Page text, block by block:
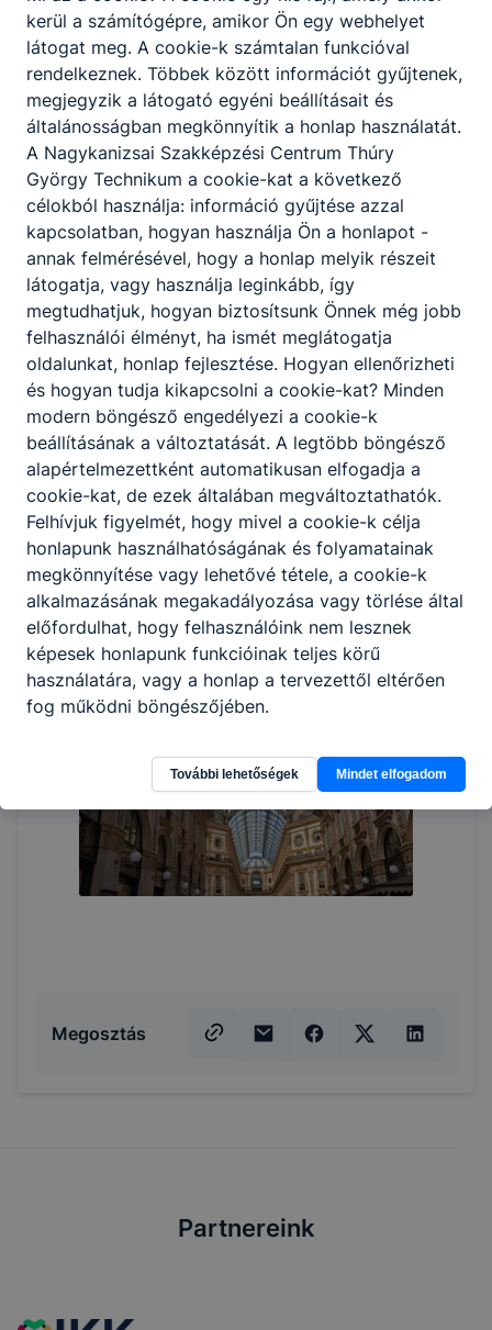
Megosztás
Partnereink
kerül a számítógépre, amikor Ön egy webhelyet
látogat meg. A cookie-k számtalan funkcióval
rendelkeznek. Többek között információt gyűjtenek,
megjegyzik a látogató egyéni beállításait és
általánosságban megkönnyítik a honlap használatát.
A Nagykanizsai Szakképzési Centrum Thúry
György Technikum a cookie-kat a következő
célokból használja: információ gyűjtése azzal
kapcsolatban, hogyan használja Ön a honlapot -
annak felmérésével, hogy a honlap melyik részeit
látogatja, vagy használja leginkább, így
megtudhatjuk, hogyan biztosítsunk Önnek még jobb
felhasználói élményt, ha ismét meglátogatja
oldalunkat, honlap fejlesztése. Hogyan ellenőrizheti
és hogyan tudja kikapcsolni a cookie-kat? Minden
modern böngésző engedélyezi a cookie-k
beállításának a változtatását. A legtöbb böngésző
alapértelmezettként automatikusan elfogadja a
cookie-kat, de ezek általában megváltoztathatók.
Felhívjuk figyelmét, hogy mivel a cookie-k célja
honlapunk használhatóságának és folyamatainak
megkönnyítése vagy lehetővé tétele, a cookie-k
alkalmazásának megakadályozása vagy törlése által
előfordulhat, hogy felhasználóink nem lesznek
képesek honlapunk funkcióinak teljes körű
használatára, vagy a honlap a tervezettől eltérően
fog működni böngészőjében.
További lehetőségek Mindet elfogadom